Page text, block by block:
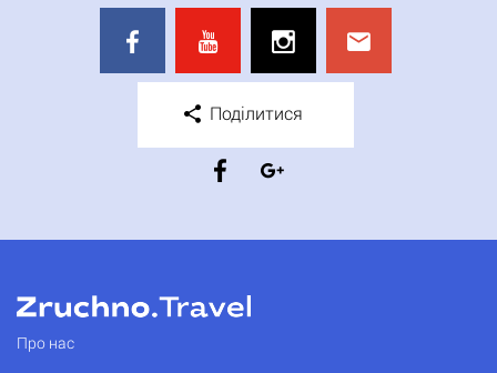
Поділитися
Про нас